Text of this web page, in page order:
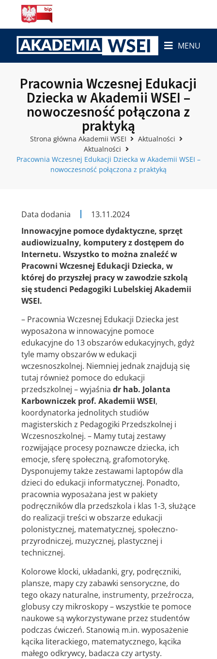
MENU
Pracownia Wczesnej Edukacji
Dziecka w Akademii WSEI –
nowoczesność połączona z
praktyką
Strona główna Akademii WSEI
Aktualności
Aktualności
Pracownia Wczesnej Edukacji Dziecka w Akademii WSEI –
nowoczesność połączona z praktyką
Data dodania
13.11.2024
Innowacyjne pomoce dydaktyczne, sprzęt
audiowizualny, komputery z dostępem do
Internetu. Wszystko to można znaleźć w
Pracowni Wczesnej Edukacji Dziecka, w
której do przyszłej pracy w zawodzie szkolą
się studenci Pedagogiki Lubelskiej Akademii
WSEI.
– Pracownia Wczesnej Edukacji Dziecka jest
wyposażona w innowacyjne pomoce
edukacyjne do 13 obszarów edukacyjnych, gdyż
tyle mamy obszarów w edukacji
wczesnoszkolnej. Niemniej jednak znajdują się
tutaj również pomoce do edukacji
przedszkolnej – wyjaśnia dr hab. Jolanta
Karbowniczek prof. Akademii WSEI,
koordynatorka jednolitych studiów
magisterskich z Pedagogiki Przedszkolnej i
Wczesnoszkolnej. – Mamy tutaj zestawy
rozwijające procesy poznawcze dziecka, ich
emocje, sferę społeczną, grafomotorykę.
Dysponujemy także zestawami laptopów dla
dzieci do edukacji informatycznej. Ponadto,
pracownia wyposażana jest w pakiety
podręczników dla przedszkola i klas 1-3, służące
do realizacji treści w obszarze edukacji
polonistycznej, matematycznej, społeczno-
przyrodniczej, muzycznej, plastycznej i
technicznej.
Kolorowe klocki, układanki, gry, podręczniki,
plansze, mapy czy zabawki sensoryczne, do
tego okazy naturalne, instrumenty, przeźrocza,
globusy czy mikroskopy – wszystkie te pomoce
naukowe są wykorzystywane przez studentów
podczas ćwiczeń. Stanowią m.in. wyposażenie
kącika literackiego, matematycznego, kącika
małego odkrywcy, badacza czy artysty.